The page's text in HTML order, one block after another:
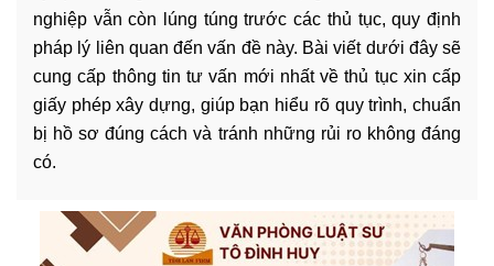
nghiệp vẫn còn lúng túng trước các thủ tục, quy định
pháp lý liên quan đến vấn đề này. Bài viết dưới đây sẽ
cung cấp thông tin tư vấn mới nhất về thủ tục xin cấp
giấy phép xây dựng, giúp bạn hiểu rõ quy trình, chuẩn
bị hồ sơ đúng cách và tránh những rủi ro không đáng
có.